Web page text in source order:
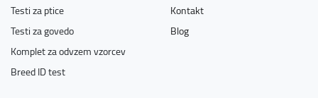
Testi za ptice
Testi za govedo
Komplet za odvzem vzorcev
Breed ID test
Kontakt
Blog